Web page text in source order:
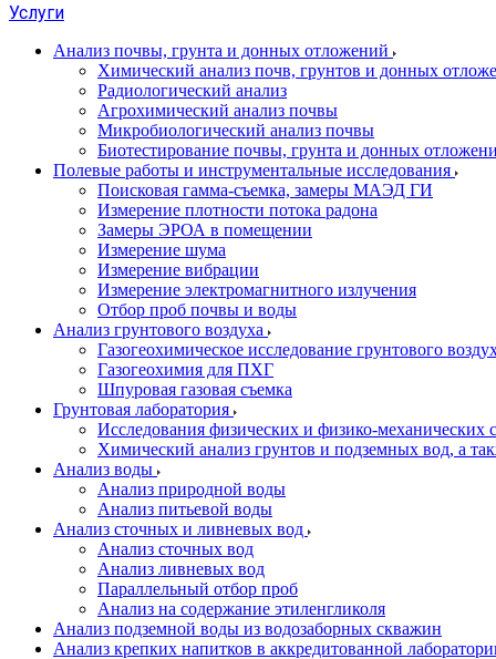
Услуги
Анализ почвы, грунта и донных отложений
Химический анализ почв, грунтов и донных
Радиологический анализ
Агрохимический анализ почвы
Микробиологический анализ почвы
Биотестирование почвы, грунта и донных
Полевые работы и инструментальные исследования
Поисковая гамма-съемка, замеры МАЭД ГИ
Измерение плотности потока радона
Замеры ЭРОА в помещении
Измерение шума
Измерение вибрации
Измерение электромагнитного излучения
Отбор проб почвы и воды
Анализ грунтового воздуха
Газогеохимическое исследование грунтового
Газогеохимия для ПХГ
Шпуровая газовая съемка
Грунтовая лаборатория
Исследования физических и физико-механических
Химический анализ грунтов и подземных вод, а
Анализ воды
Анализ природной воды
Анализ питьевой воды
Анализ сточных и ливневых вод
Анализ сточных вод
Анализ ливневых вод
Параллельный отбор проб
Анализ на содержание этиленгликоля
Анализ подземной воды из водозаборных скважин
Анализ крепких напитков в аккредитованной